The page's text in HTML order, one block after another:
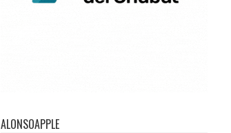
ALONSOAPPLE